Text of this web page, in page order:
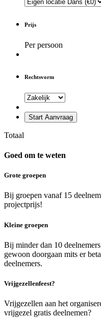
Prijs
Per persoon
Rechtsvorm
Start Aanvraag
Totaal
Goed om te weten
Grote groepen
Bij groepen vanaf 15
projectprijs!
Kleine groepen
Bij minder dan 10
gewoon doorgaan mits er
deelnemers.
Vrijgezellenfeest?
Vrijgezellen aan het
vrijgezel gratis deelnemen?